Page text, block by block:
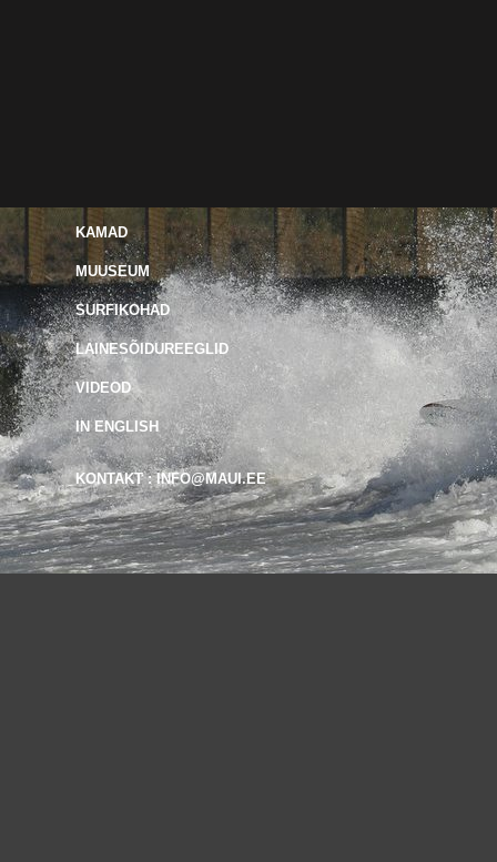
KAMAD
MUUSEUM
SURFIKOHAD
LAINESÕIDUREEGLID
VIDEOD
IN ENGLISH
KONTAKT : INFO@MAUI.EE